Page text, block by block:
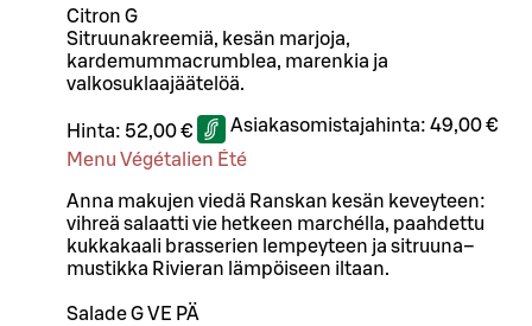
Citron G
Sitruunakreemiä, kesän marjoja,
kardemummacrumblea, marenkia ja
valkosuklaajäätelöä.
Hinta: 52,00 € Asiakasomistajahinta: 49,00 €
Menu Végétalien Été
Anna makujen viedä Ranskan kesän keveyteen:
vihreä salaatti vie hetkeen marchélla, paahdettu
kukkakaali brasserien lempeyteen ja sitruuna–
mustikka Rivieran lämpöiseen iltaan.
Salade G VE PÄ